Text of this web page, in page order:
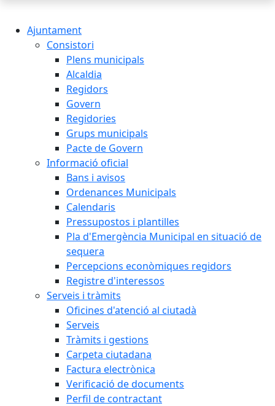
Ajuntament
Consistori
Plens municipals
Alcaldia
Regidors
Govern
Regidories
Grups municipals
Pacte de Govern
Informació oficial
Bans i avisos
Ordenances Municipals
Calendaris
Pressupostos i plantilles
Pla d'Emergència Municipal en situació de
sequera
Percepcions econòmiques regidors
Registre d'interessos
Serveis i tràmits
Oficines d'atenció al ciutadà
Serveis
Tràmits i gestions
Carpeta ciutadana
Factura electrònica
Verificació de documents
Perfil de contractant